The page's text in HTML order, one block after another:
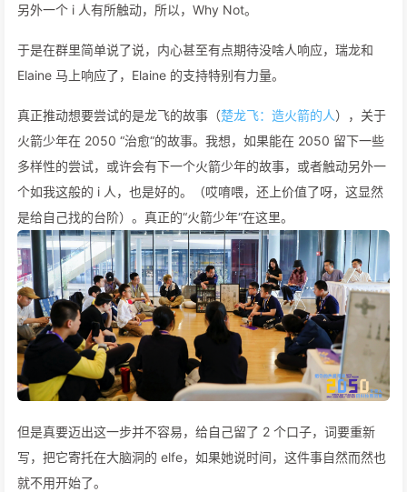
另外一个 i 人有所触动，所以，Why Not。
于是在群里简单说了说，内心甚至有点期待没啥人响应，瑞龙和
Elaine 马上响应了，Elaine 的支持特别有力量。
真正推动想要尝试的是龙飞的故事（楚龙飞：造火箭的人），关于
火箭少年在 2050 “治愈“的故事。我想，如果能在 2050 留下一些
多样性的尝试，或许会有下一个火箭少年的故事，或者触动另外一
个如我这般的 i 人，也是好的。（哎唷喂，还上价值了呀，这显然
是给自己找的台阶）。真正的“火箭少年“在这里。
但是真要迈出这一步并不容易，给自己留了 2 个口子，词要重新
写，把它寄托在大脑洞的 elfe，如果她说时间，这件事自然而然也
就不用开始了。